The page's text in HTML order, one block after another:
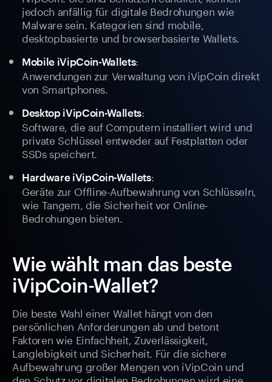
jedoch anfällig für digitale Bedrohungen wie
Malware sein. Kategorien sind mobile,
desktopbasierte und browserbasierte Wallets.
Mobile iVipCoin-Wallets:
Anwendungen zur Verwaltung von iVipCoin direkt
von Smartphones.
Desktop iVipCoin-Wallets:
Software, die auf Computern installiert wird und
private Schlüssel entweder auf Festplatten oder
SSDs speichert.
Hardware iVipCoin-Wallets:
Geräte zur Offline-Aufbewahrung von Schlüsseln,
wie Tangem, die Sicherheit vor Online-
Bedrohungen bieten.
Wie wählt man das beste
iVipCoin-Wallet?
Die beste Wahl einer Wallet hängt von den
persönlichen Anforderungen ab und betont
Faktoren wie Einfachheit, Zuverlässigkeit,
Langlebigkeit und Sicherheit. Für die sichere
Aufbewahrung großer Mengen von iVipCoin und